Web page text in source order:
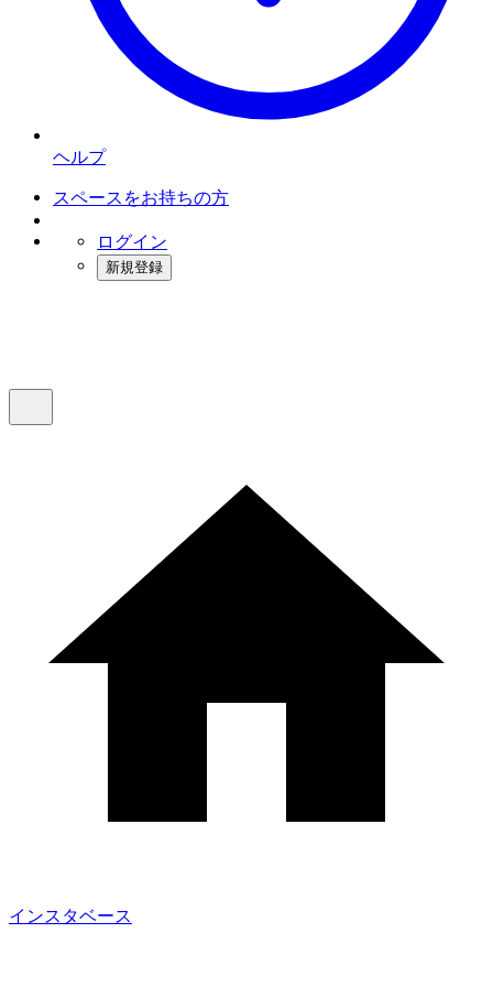
ヘルプ
スペースをお持ちの方
ログイン
新規登録
インスタベース